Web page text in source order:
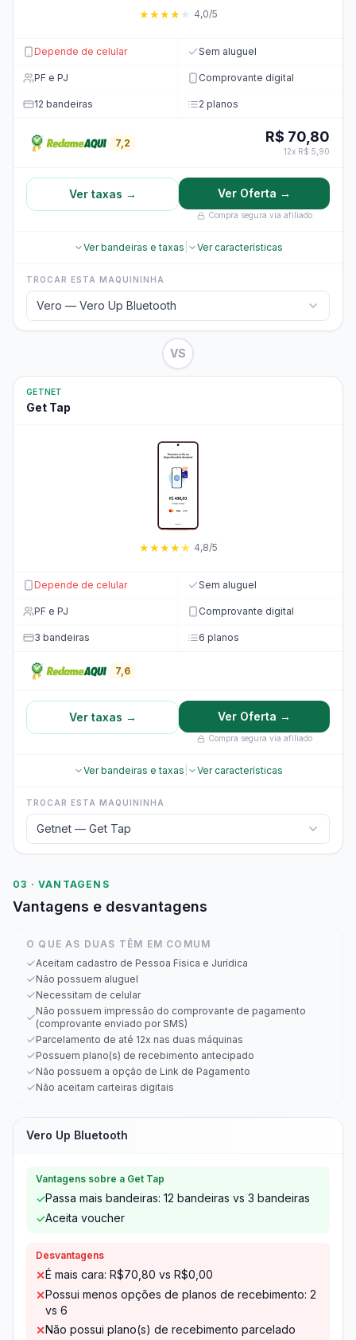
★★★★ ★ 4,0/5
Depende de celular Sem aluguel
PF e PJ Comprovante digital
12 bandeiras 2 planos
7,2 R$ 70,80
12x R$ 5,90
Ver taxas → Ver Oferta →
Compra segura via afiliado
Ver bandeiras e taxas Ver características
TROCAR ESTA MAQUININHA
Vero — Vero Up Bluetooth
VS
GETNET
Get Tap
★★★★★ 4,8/5
Depende de celular Sem aluguel
PF e PJ Comprovante digital
3 bandeiras 6 planos
7,6
Ver taxas → Ver Oferta →
Compra segura via afiliado
Ver bandeiras e taxas Ver características
TROCAR ESTA MAQUININHA
Getnet — Get Tap
03 · VANTAGENS
Vantagens e desvantagens
O QUE AS DUAS TÊM EM COMUM
Aceitam cadastro de Pessoa Física e Jurídica
Não possuem aluguel
Necessitam de celular
Não possuem impressão do comprovante de pagamento
(comprovante enviado por SMS)
Parcelamento de até 12x nas duas máquinas
Possuem plano(s) de recebimento antecipado
Não possuem a opção de Link de Pagamento
Não aceitam carteiras digitais
Vero Up Bluetooth
Vantagens sobre a Get Tap
✓Passa mais bandeiras: 12 bandeiras vs 3 bandeiras
✓Aceita voucher
Desvantagens
✕É mais cara: R$70,80 vs R$0,00
✕Possui menos opções de planos de recebimento: 2
vs 6
✕Não possui plano(s) de recebimento parcelado